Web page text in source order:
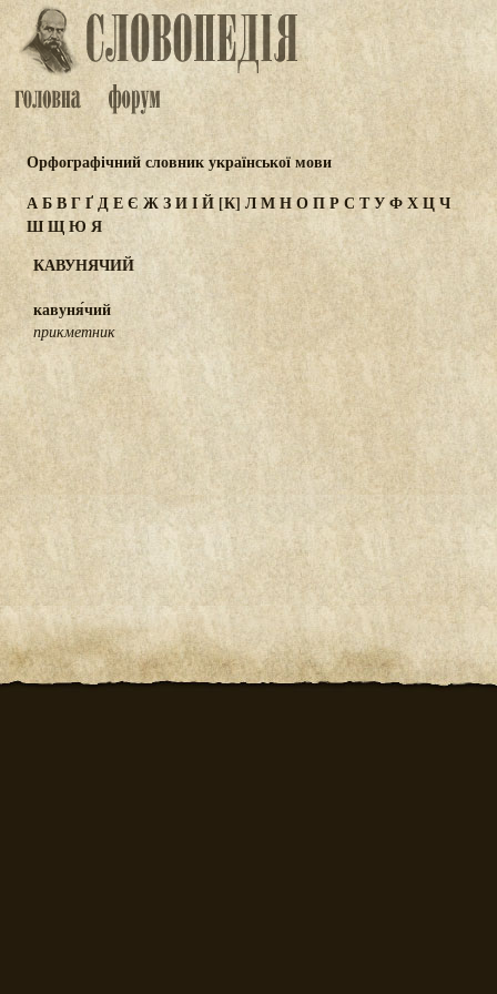
Орфографічний словник української мови
АБВГҐДЕЄ ЖЗИІЙ [К] ЛМНОПР СТУФХЦЧ
ШЩЮЯ
КАВУНЯЧИЙ
кавуня́чий
прикметник